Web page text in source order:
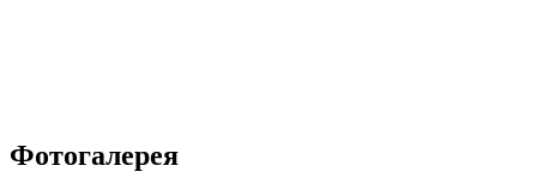
Фотогалерея